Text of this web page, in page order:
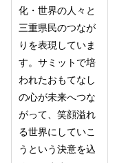
化・世界の人々と
三重県民のつなが
りを表現していま
す。サミットで培
われたおもてなし
の心が未来へつな
がって、笑顔溢れ
る世界にしていこ
うという決意を込